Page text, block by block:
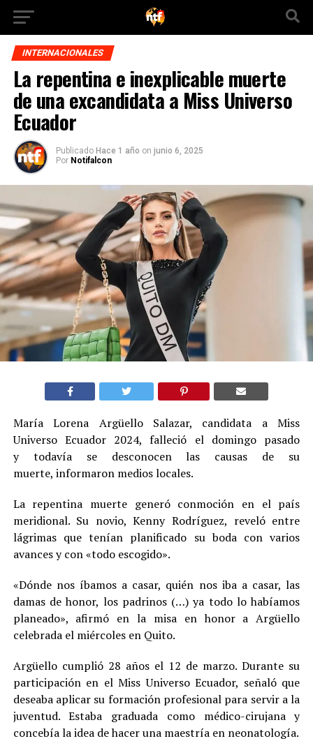
INTERNACIONALES
La repentina e inexplicable muerte
de una excandidata a Miss Universo
Ecuador
Publicado Hace 1 año on junio 6, 2025
Por Notifalcon
María Lorena Argüello Salazar, candidata a Miss
Universo Ecuador 2024, falleció el domingo pasado
y todavía se desconocen las causas de su
muerte, informaron medios locales.
La repentina muerte generó conmoción en el país
meridional. Su novio, Kenny Rodríguez, reveló entre
lágrimas que tenían planificado su boda con varios
avances y con «todo escogido».
«Dónde nos íbamos a casar, quién nos iba a casar, las
damas de honor, los padrinos (…) ya todo lo habíamos
planeado», afirmó en la misa en honor a Argüello
celebrada el miércoles en Quito.
Argüello cumplió 28 años el 12 de marzo. Durante su
participación en el Miss Universo Ecuador, señaló que
deseaba aplicar su formación profesional para servir a la
juventud. Estaba graduada como médico-cirujana y
concebía la idea de hacer una maestría en neonatología.